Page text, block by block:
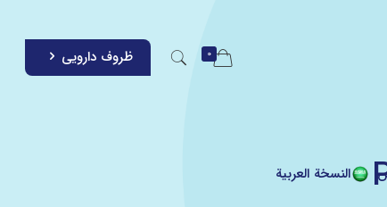
النسخة العربية
0 ظروف دارویی